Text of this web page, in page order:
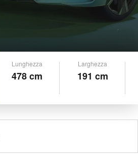
Lunghezza
478 cm
Larghezza
191 cm